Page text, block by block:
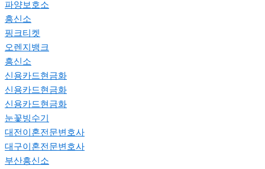
파양보호소
흥신소
핑크티켓
오렌지뱅크
흥신소
신용카드현금화
신용카드현금화
신용카드현금화
눈꽃빙수기
대전이혼전문변호사
대구이혼전문변호사
부산흥신소